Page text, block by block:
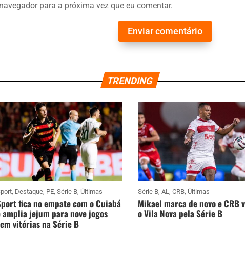
para a próxima vez que eu comentar.
Enviar comentário
TRENDING
, Destaque, PE, Série B, Últimas
fica no empate com o Cuiabá
amplia jejum para nove jogos
vitórias na Série B
Série B, AL, CRB, Últimas
Mikael marca de novo e CRB
o Vila Nova pela Série B